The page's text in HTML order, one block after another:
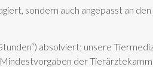
sondern auch angepasst an
absolviert; unsere
der